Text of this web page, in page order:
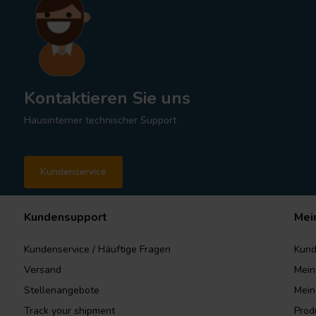
Kontaktieren Sie uns
Hausinterner technischer Support
Kundenservice
Kundensupport
Kundenservice / Häuftige Fragen
Versand
Stellenangebote
Track your shipment